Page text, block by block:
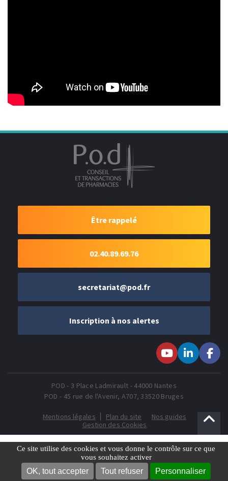
Ce site utilise des cookies et vous donne le contrôle sur ce que
vous souhaitez activer
OK, tout accepter Tout refuser Personnaliser
Être rappelé
02.40.89.69.76
secretariat@pod.fr
Inscription à nos alertes
Youtubesur LinkedIn
nous sur
POD - 3 Place Ladmirault - 44000 Nantes
POD - 45 rue de l'Avenir, A707, 33520 Bruges
Mentions légales Plan du site
Nos guides
Gestion des Cookies